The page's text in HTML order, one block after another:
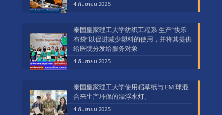
4 กันยายน 2025
泰国皇家理工大学纺织工程系 生产“快乐
布袋”以促进减少塑料的使用，并将其提供
给医院分发给服务对象
4 กันยายน 2025
泰国皇家理工大学使用稻草纸与 EM 球混
合来生产环保的漂浮水灯。
4 กันยายน 2025